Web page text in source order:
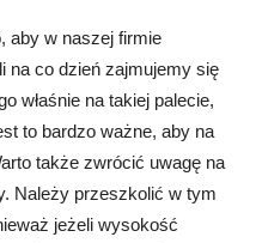
aby w naszej firmie
na co dzień zajmujemy się
właśnie na takiej palecie,
to bardzo ważne, aby na
także zwrócić uwagę na
Należy przeszkolić w tym
jeżeli wysokość